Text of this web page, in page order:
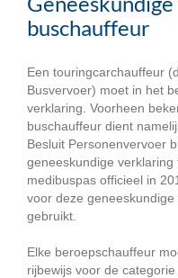
buschauffeur
Een touringcarchauffeur
Busvervoer) moet in het
verklaring. Voorheen
buschauffeur dient
Besluit Personenvervoer
geneeskundige
medibuspas officieel in
voor deze
gebruikt.
Elke beroepschauffeur
rijbewijs voor de